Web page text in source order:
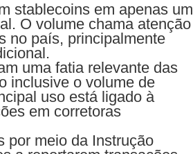
stablecoins em apenas um
O volume chama atenção
no país, principalmente
uma fatia relevante das
inclusive o volume de
uso está ligado à
em corretoras
por meio da Instrução